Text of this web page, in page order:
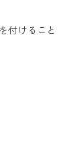
付けること